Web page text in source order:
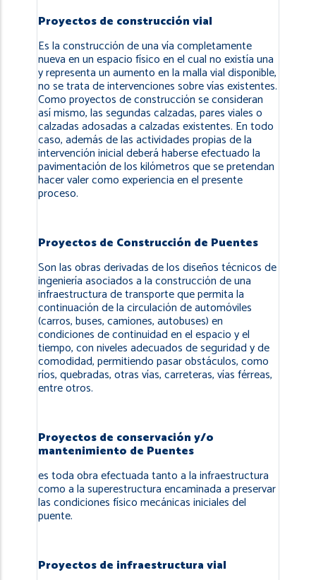
Proyectos de construcción vial
Es la construcción de una vía completamente
nueva en un espacio físico en el cual no existía una
y representa un aumento en la malla vial disponible,
no se trata de intervenciones sobre vías existentes.
Como proyectos de construcción se consideran
así mismo, las segundas calzadas, pares viales o
calzadas adosadas a calzadas existentes. En todo
caso, además de las actividades propias de la
intervención inicial deberá haberse efectuado la
pavimentación de los kilómetros que se pretendan
hacer valer como experiencia en el presente
proceso.
Proyectos de Construcción de Puentes
Son las obras derivadas de los diseños técnicos de
ingeniería asociados a la construcción de una
infraestructura de transporte que permita la
continuación de la circulación de automóviles
(carros, buses, camiones, autobuses) en
condiciones de continuidad en el espacio y el
tiempo, con niveles adecuados de seguridad y de
comodidad, permitiendo pasar obstáculos, como
ríos, quebradas, otras vías, carreteras, vías férreas,
entre otros.
Proyectos de conservación y/o
mantenimiento de Puentes
es toda obra efectuada tanto a la infraestructura
como a la superestructura encaminada a preservar
las condiciones físico mecánicas iniciales del
puente.
Proyectos de infraestructura vial